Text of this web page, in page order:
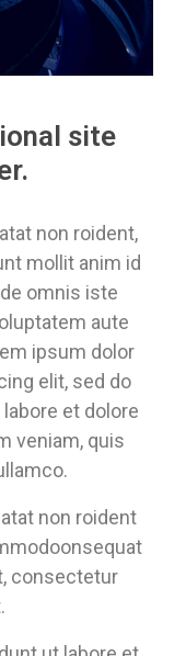
site
non roident,
mollit anim id
omnis iste
aute
ipsum dolor
elit, sed do
et dolore
veniam, quis
non roident
consectetur